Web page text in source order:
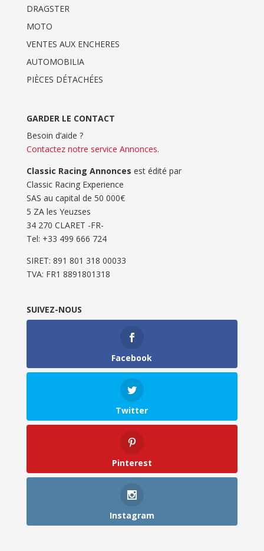
DRAGSTER
MOTO
VENTES AUX ENCHERES
AUTOMOBILIA
PIÈCES DÉTACHÉES
GARDER LE CONTACT
Besoin d’aide ?
Contactez notre service Annonces.
Classic Racing Annonces est édité par
Classic Racing Experience
SAS au capital de 50 000€
5 ZA les Yeuzses
34 270 CLARET -FR-
Tel: ‭+33 499 666 724‬
SIRET: 891 801 318 00033
TVA: FR1 8891801318
SUIVEZ-NOUS
Facebook
Twitter
Pinterest
Instagram